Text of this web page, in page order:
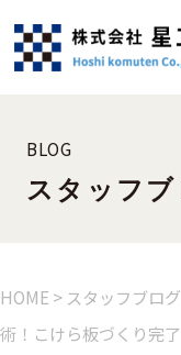
BLOG
スタッフ
HOME > スタッフブログ
術！こけら板づくり完了